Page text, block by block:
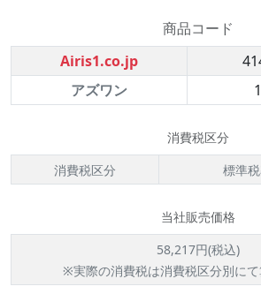
商品コード
Airis1.co.jp
アズワン
消費税区分
消費税区分
標準税
当社販売価格
58,217円(税込)
※実際の消費税は消費税区分別に